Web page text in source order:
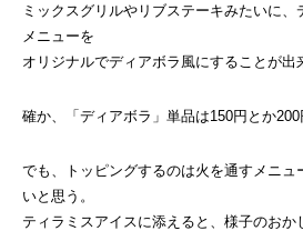
ミックスグリルやリブステーキみたいに
メニューを
オリジナルでディアボラ風にすることが出
確か、「ディアボラ」単品は150円とか200
でも、トッピングするのは火を通すメニュ
いと思う。
ティラミスアイスに添えると、様子のおか